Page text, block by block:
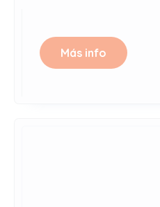
Más info